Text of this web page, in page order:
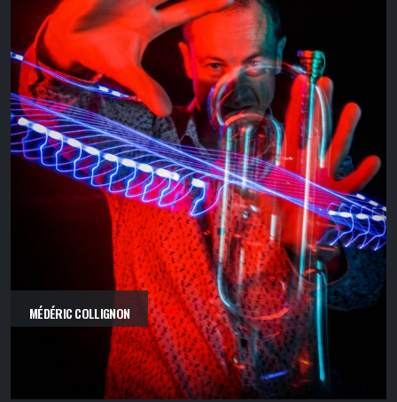
MÉDÉRIC COLLIGNON